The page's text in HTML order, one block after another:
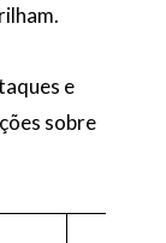
e
sobre